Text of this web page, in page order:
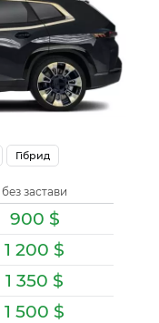
Гібрид
без застави
900 $
1 200 $
1 350 $
1 500 $